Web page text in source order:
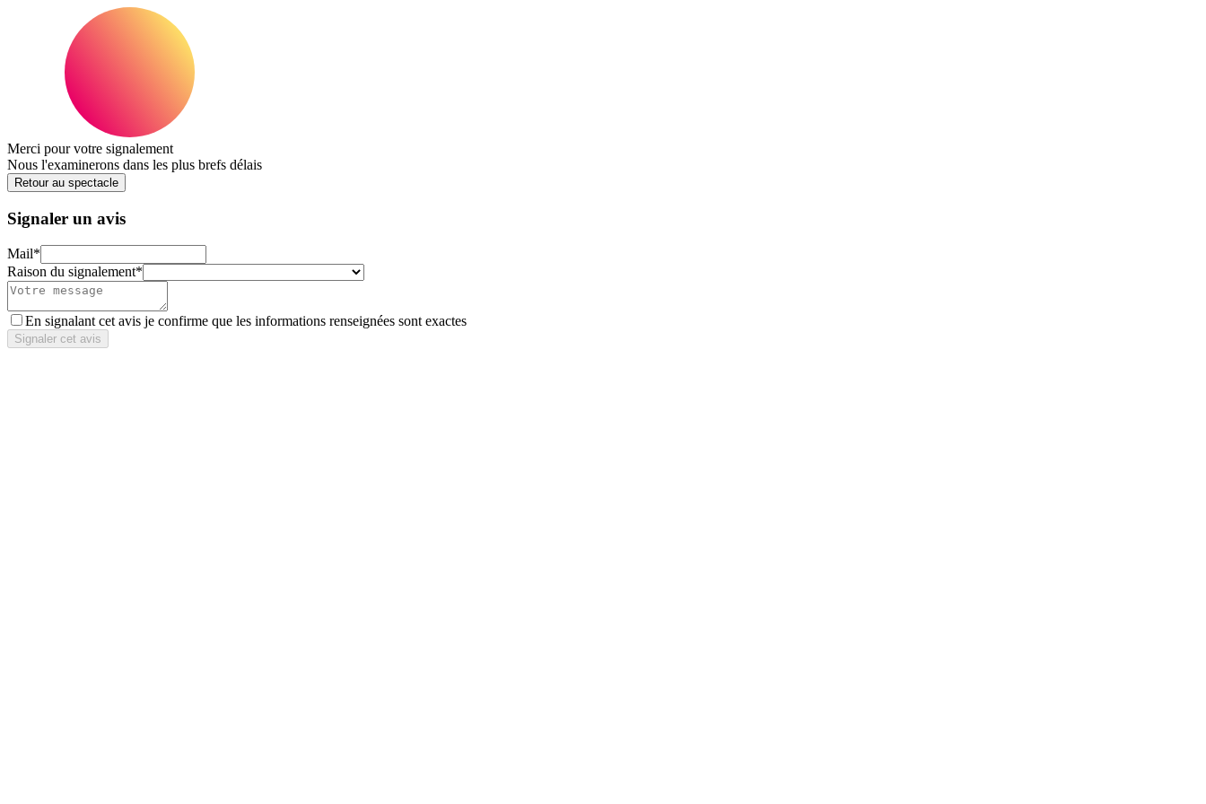
Merci pour votre signalement
Nous l'examinerons dans les plus brefs délais
Retour au spectacle
Signaler un avis
Mail*
Raison du signalement*
En signalant cet avis je confirme que les informations renseignées sont exactes
Signaler cet avis